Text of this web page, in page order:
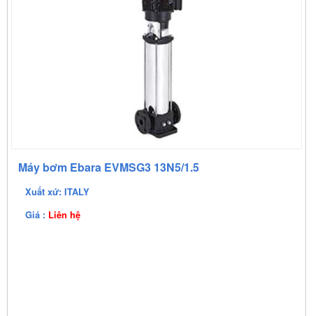
Máy bơm Ebara EVMSG3 13N5/1.5
Xuất xứ: ITALY
Giá : Liên hệ